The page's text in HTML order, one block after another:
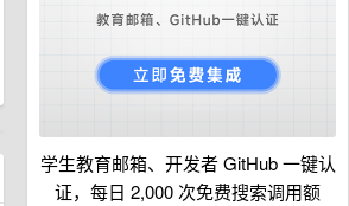
学生教育邮箱、开发者 GitHub 一键认
证，每日 2,000 次免费搜索调用额